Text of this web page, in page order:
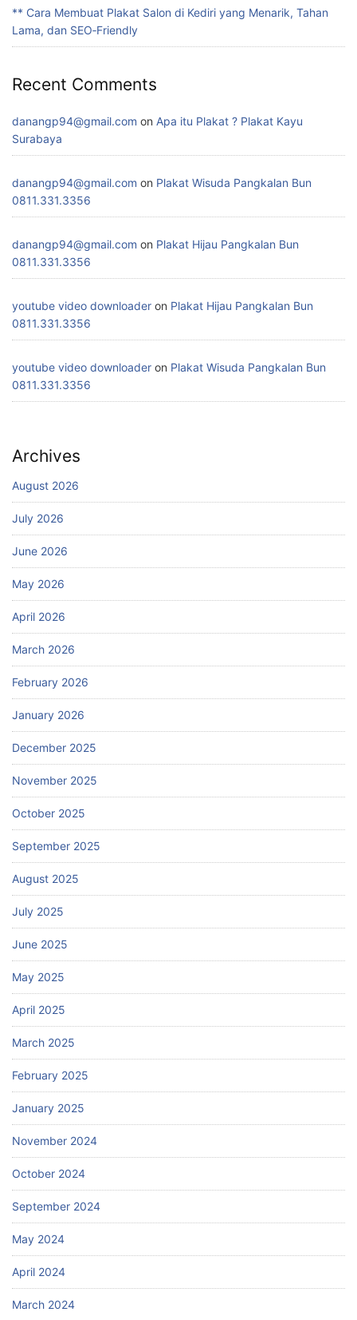
** Cara Membuat Plakat Salon di Kediri yang Menarik, Tahan
Lama, dan SEO‑Friendly
Recent Comments
danangp94@gmail.com on Apa itu Plakat ? Plakat Kayu
Surabaya
danangp94@gmail.com on Plakat Wisuda Pangkalan Bun
0811.331.3356
danangp94@gmail.com on Plakat Hijau Pangkalan Bun
0811.331.3356
youtube video downloader on Plakat Hijau Pangkalan Bun
0811.331.3356
youtube video downloader on Plakat Wisuda Pangkalan Bun
0811.331.3356
Archives
August 2026
July 2026
June 2026
May 2026
April 2026
March 2026
February 2026
January 2026
December 2025
November 2025
October 2025
September 2025
August 2025
July 2025
June 2025
May 2025
April 2025
March 2025
February 2025
January 2025
November 2024
October 2024
September 2024
May 2024
April 2024
March 2024